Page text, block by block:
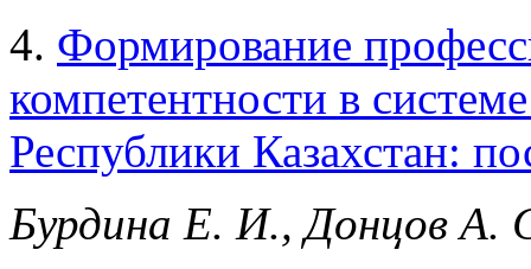
4. Формирование
компетентности в
Республики Казахстан:
Бурдина Е. И., Донцов А.